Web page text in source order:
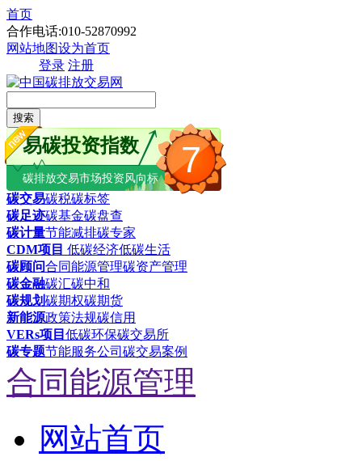
首页
合作电话:010-52870992
网站地图设为首页
登录 注册
搜索
7
易碳投资指数
碳排放交易市场投资风向标
碳交易碳税碳标签
碳足迹碳基金碳盘查
碳计量节能减排碳专家
CDM项目 低碳经济低碳生活
碳顾问合同能源管理碳资产管理
碳金融碳汇碳中和
碳规划碳期权碳期货
新能源政策法规碳信用
VERs项目 低碳环保碳交易所
碳专题节能服务公司 碳交易案例
合同能源管理
网站首页